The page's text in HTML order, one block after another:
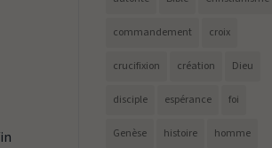
commandement croix
crucifixion création Dieu
disciple espérance foi
Genèse histoire homme